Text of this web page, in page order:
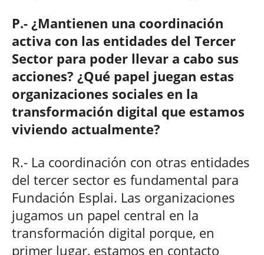
P.- ¿Mantienen una coordinación
activa con las entidades del Tercer
Sector para poder llevar a cabo sus
acciones? ¿Qué papel juegan estas
organizaciones sociales en la
transformación digital que estamos
viviendo actualmente?
R.- La coordinación con otras entidades
del tercer sector es fundamental para
Fundación Esplai. Las organizaciones
jugamos un papel central en la
transformación digital porque, en
primer lugar, estamos en contacto